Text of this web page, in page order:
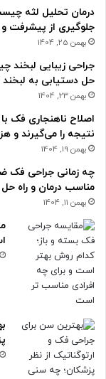
درمان تحلیل لثه
جلوگیری از پیشرفت
بهمن 25, 1404
جراحی زیبایی لبخند
حل دستیابی به لبخند
بهمن 23, 1404
اصلاح ناهنجاری فک
نتیجه را می‌گیرند
بهمن 19, 1404
چه زمانی جراحی فک
مناسب درمان و راه
بهمن 11, 1404